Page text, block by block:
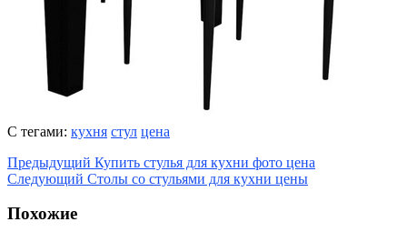
С тегами: кухня стул цена
Предыдущий Купить стулья для кухни фото цена
Следующий Столы со стульями для кухни цены
Похожие